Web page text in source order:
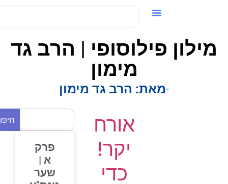
מילון פילוסופי | הרב גד
מימון
מאת:הרב גד מימון
אורח
יקר!
כדי
חיפוש
פרק
א |
שער